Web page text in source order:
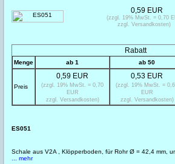
ES051
Schale aus V2A , Klöpperboden, für Rohr Ø = 42,4 mm,
... mehr
Rabatt
Menge ab 1 ab 50
Preis
0,59 EUR
(zzgl. 19% MwSt. = 0,70
EUR
zzgl. Versandkosten)
0,53 EUR
(zzgl. 19% MwSt. =
EUR
zzgl. Versandkosten)
0,59 EUR
(zzgl. 19% MwSt. = 0,70
zzgl. Versandkosten)